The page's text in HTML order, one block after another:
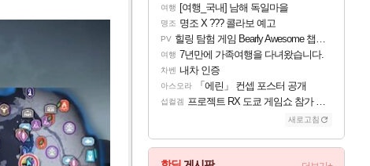
여행 [여행_국내] 남해 독일마을
명조 명조 X ??? 콜라보 예고
PV 힐링 탐험 게임 Bearly Awesome 챕터 1 트레일러
여행 7년만에 가족여행을 다녀왔습니다.
차벤 내차 인증
아스오라 「에린」 컨셉 포스터 공개
섭컬겜 프로젝트 RX 도쿄 게임쇼 참가 결정
새로고침